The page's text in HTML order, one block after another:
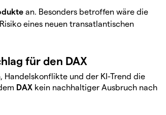
an. Besonders betroffen wäre die
eines neuen transatlantischen
für den DAX
und der KI-Trend die
DAX kein nachhaltiger Ausbruch nach